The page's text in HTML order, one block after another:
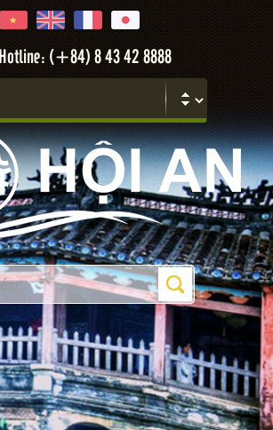
Hotline: (+84) 8 43 42 8888